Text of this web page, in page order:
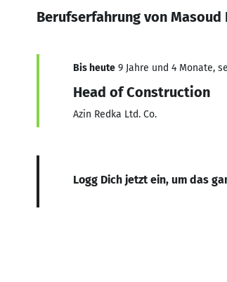
Berufserfahrung von Masoud
Bis heute 9 Jahre und 4 Monate,
Head of Construction
Azin Redka Ltd. Co.
Logg Dich jetzt ein, um das